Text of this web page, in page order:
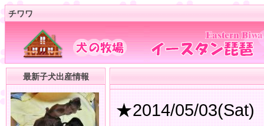
チワワ
最新子犬出産情報
★2014/05/03(Sat)